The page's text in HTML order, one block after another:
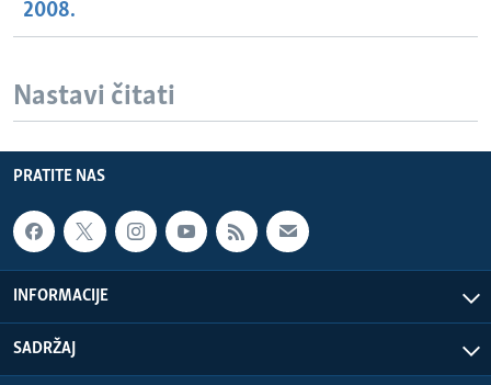
2008.
Nastavi čitati
PRATITE NAS
INFORMACIJE
SADRŽAJ